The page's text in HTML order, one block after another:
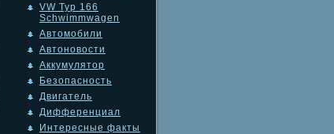
VW Typ 166
Schwimmwagen
Автомобили
Автоновости
Аккумулятор
Безопасность
Двигатель
Дифференциал
Интересные факты